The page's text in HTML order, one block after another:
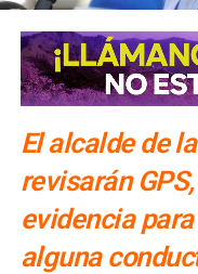
El alcalde de
revisarán
evidencia
alguna